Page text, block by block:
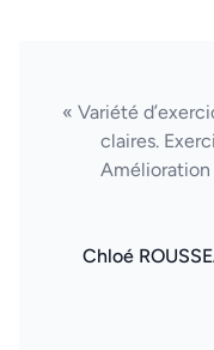
« Variété
claires.
Amélioration
Chloé